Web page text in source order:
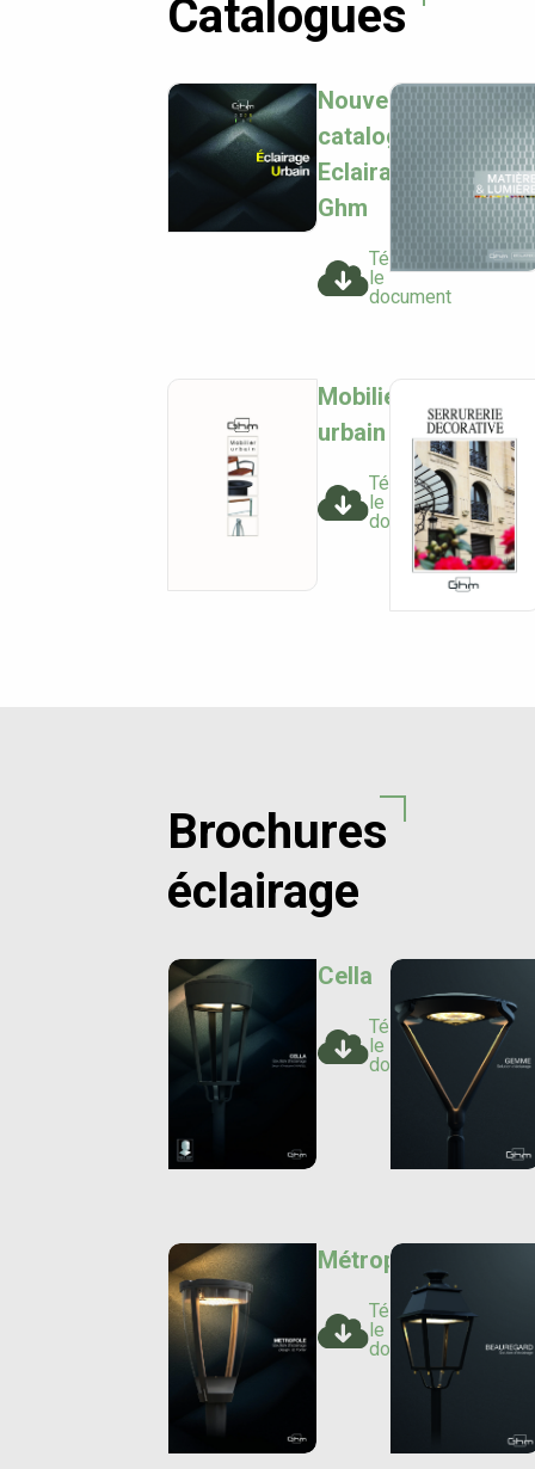
Catalogues
Nouveau
catalogue
Eclairage
Ghm
Télécharger
le
document
Mobilier
urbain
Télécharger
le
document
Brochures
éclairage
Cella
Télécharger
le
document
Métropole
Télécharger
le
document